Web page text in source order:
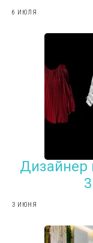
6 ИЮЛЯ
Дизайнер
3 ИЮНЯ